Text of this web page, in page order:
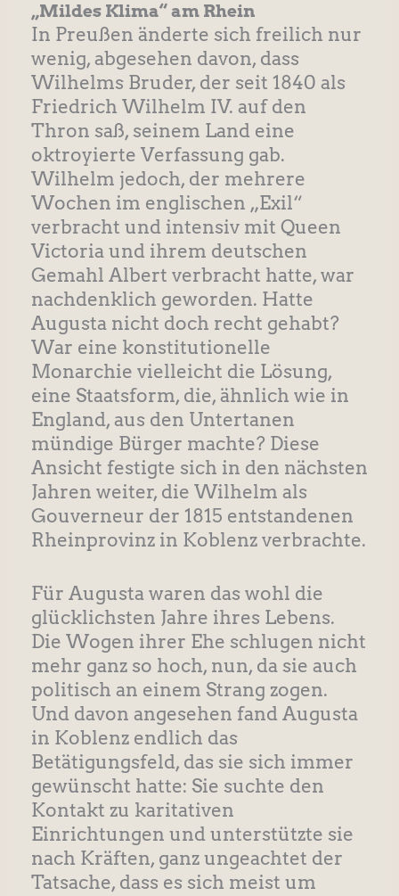
„Mildes Klima“ am Rhein
In Preußen änderte sich freilich nur
wenig, abgesehen davon, dass
Wilhelms Bruder, der seit 1840 als
Friedrich Wilhelm IV. auf den
Thron saß, seinem Land eine
oktroyierte Verfassung gab.
Wilhelm jedoch, der mehrere
Wochen im englischen „Exil“
verbracht und intensiv mit Queen
Victoria und ihrem deutschen
Gemahl Albert verbracht hatte, war
nachdenklich geworden. Hatte
Augusta nicht doch recht gehabt?
War eine konstitutionelle
Monarchie vielleicht die Lösung,
eine Staatsform, die, ähnlich wie in
England, aus den Untertanen
mündige Bürger machte? Diese
Ansicht festigte sich in den nächsten
Jahren weiter, die Wilhelm als
Gouverneur der 1815 entstandenen
Rheinprovinz in Koblenz verbrachte.
Für Augusta waren das wohl die
glücklichsten Jahre ihres Lebens.
Die Wogen ihrer Ehe schlugen nicht
mehr ganz so hoch, nun, da sie auch
politisch an einem Strang zogen.
Und davon angesehen fand Augusta
in Koblenz endlich das
Betätigungsfeld, das sie sich immer
gewünscht hatte: Sie suchte den
Kontakt zu karitativen
Einrichtungen und unterstützte sie
nach Kräften, ganz ungeachtet der
Tatsache, dass es sich meist um